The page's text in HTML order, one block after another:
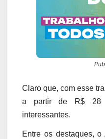
Claro que, com esse
a partir de R$ 28
interessantes.
Entre os destaques,